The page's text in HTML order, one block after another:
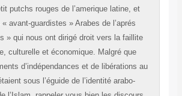
Les petit putchs rouges de l’amerique
oublier les « avant-guardistes » Arabes de
indépendances » qui nous ont dirigé droit vers la
politique, culturelle et économique. Malgré
les mouvements d’indépendances et de
Arabes étaient sous l’éguide de l’identité